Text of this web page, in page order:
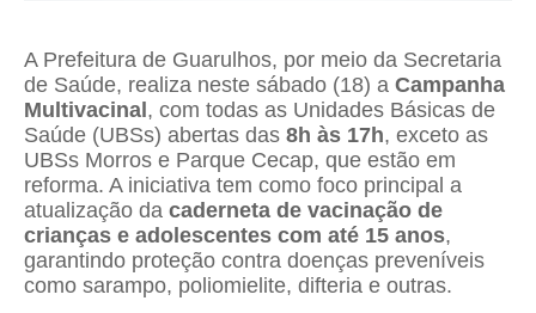
A Prefeitura de Guarulhos, por meio da Secretaria
de Saúde, realiza neste sábado (18) a Campanha
Multivacinal, com todas as Unidades Básicas de
Saúde (UBSs) abertas das 8h às 17h, exceto as
UBSs Morros e Parque Cecap, que estão em
reforma. A iniciativa tem como foco principal a
atualização da caderneta de vacinação de
crianças e adolescentes com até 15 anos,
garantindo proteção contra doenças preveníveis
como sarampo, poliomielite, difteria e outras.